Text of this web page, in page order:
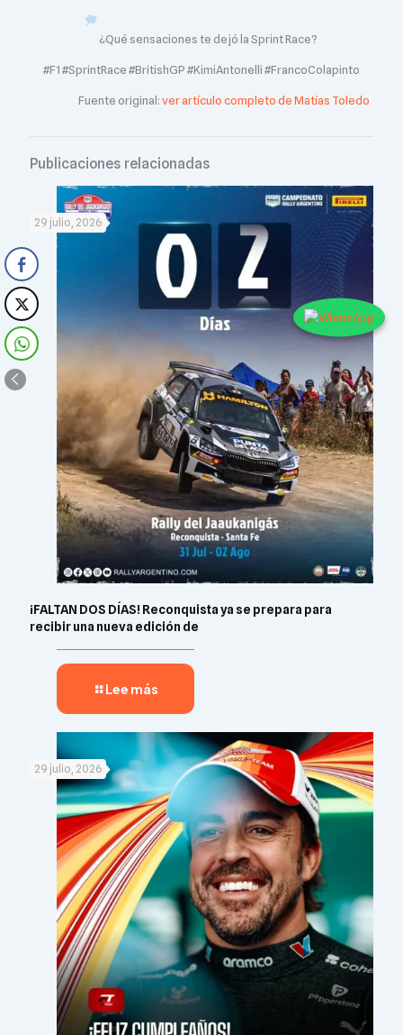
¿Qué sensaciones te dejó la Sprint Race?
#F1 #SprintRace #BritishGP #KimiAntonelli #FrancoColapinto
Fuente original:ver artículo completo de Matías Toledo
Publicaciones relacionadas
29 julio, 2026
¡FALTAN DOS DÍAS! Reconquista ya se prepara para
recibir una nueva edición de
Lee más
29 julio, 2026